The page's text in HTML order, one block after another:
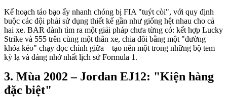
Kế hoạch táo bạo ấy nhanh chóng bị FIA "tuýt còi", với quy định
buộc các đội phải sử dụng thiết kế gần như giống hệt nhau cho cả
hai xe. BAR đành tìm ra một giải pháp chưa từng có: kết hợp Lucky
Strike và 555 trên cùng một thân xe, chia đôi bằng một "đường
khóa kéo" chạy dọc chính giữa – tạo nên một trong những bộ tem
kỳ lạ và đáng nhớ nhất lịch sử Formula 1.
Mùa 2002 – Jordan EJ12: "Kiện hàng
đặc biệt"